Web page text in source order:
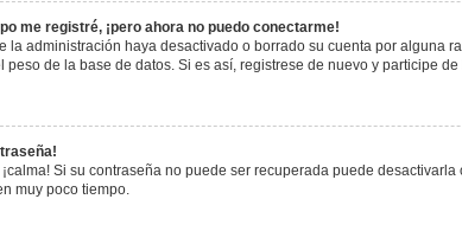
me registré, ¡pero ahora no puedo conectarme!
la administración haya desactivado o borrado su cuenta por alguna
peso de la base de datos. Si es así, registrese de nuevo y participe
¡calma! Si su contraseña no puede ser recuperada puede
muy poco tiempo.